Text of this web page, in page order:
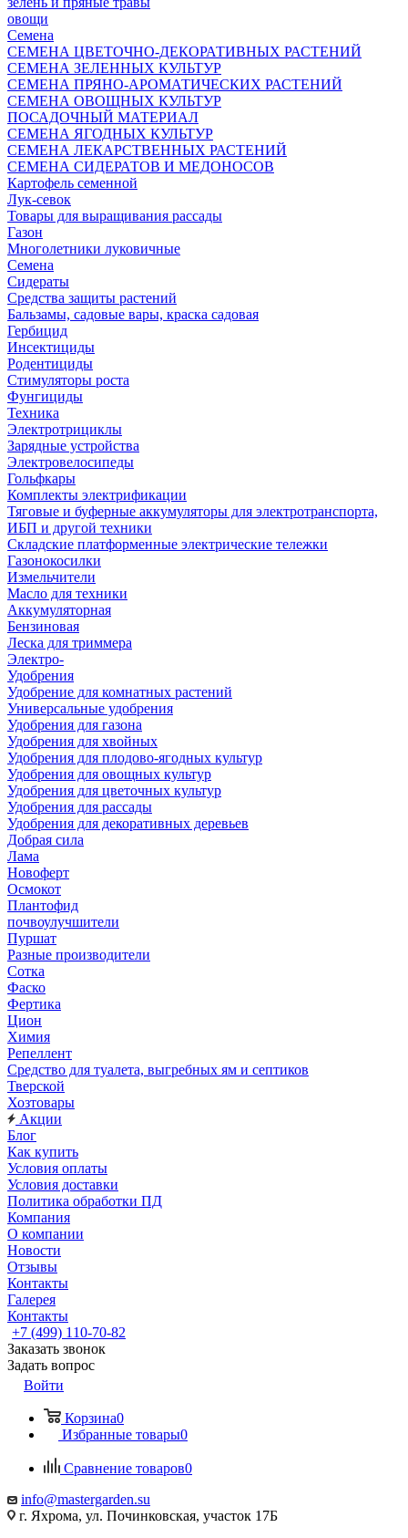
овощи
Семена
СЕМЕНА ЦВЕТОЧНО-ДЕКОРАТИВНЫХ РАСТЕНИЙ
СЕМЕНА ЗЕЛЕННЫХ КУЛЬТУР
СЕМЕНА ПРЯНО-АРОМАТИЧЕСКИХ РАСТЕНИЙ
СЕМЕНА ОВОЩНЫХ КУЛЬТУР
ПОСАДОЧНЫЙ МАТЕРИАЛ
СЕМЕНА ЯГОДНЫХ КУЛЬТУР
СЕМЕНА ЛЕКАРСТВЕННЫХ РАСТЕНИЙ
СЕМЕНА СИДЕРАТОВ И МЕДОНОСОВ
Картофель семенной
Лук-севок
Товары для выращивания рассады
Газон
Многолетники луковичные
Семена
Сидераты
Средства защиты растений
Бальзамы, садовые вары, краска садовая
Гербицид
Инсектициды
Родентициды
Стимуляторы роста
Фунгициды
Техника
Электротрициклы
Зарядные устройства
Электровелосипеды
Гольфкары
Комплекты электрификации
Тяговые и буферные аккумуляторы для электротранспорта,
ИБП и другой техники
Складские платформенные электрические тележки
Газонокосилки
Измельчители
Масло для техники
Аккумуляторная
Бензиновая
Леска для триммера
Электро-
Удобрения
Удобрение для комнатных растений
Универсальные удобрения
Удобрения для газона
Удобрения для хвойных
Удобрения для плодово-ягодных культур
Удобрения для овощных культур
Удобрения для цветочных культур
Удобрения для рассады
Удобрения для декоративных деревьев
Добрая сила
Лама
Новоферт
Осмокот
Плантофид
почвоулучшители
Пуршат
Разные производители
Сотка
Фаско
Фертика
Цион
Химия
Репеллент
Средство для туалета, выгребных ям и септиков
Тверской
Хозтовары
Акции
Блог
Как купить
Условия оплаты
Условия доставки
Политика обработки ПД
Компания
О компании
Новости
Отзывы
Контакты
Галерея
Контакты
+7 (499) 110-70-82
Заказать звонок
Задать вопрос
Войти
Корзина0
Избранные товары0
Сравнение товаров0
info@mastergarden.su
г. Яхрома, ул. Починковская, участок 17Б